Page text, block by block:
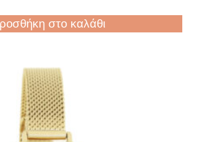
στο καλάθι